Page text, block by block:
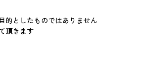
的としたものではありません
頂きます